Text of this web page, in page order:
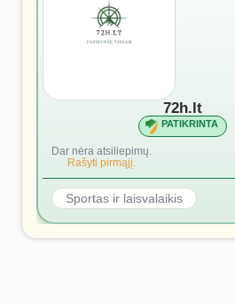
72h.lt
PATIKRINTA
Dar nėra atsiliepimų.
Rašyti pirmąjį.
Sportas ir laisvalaikis